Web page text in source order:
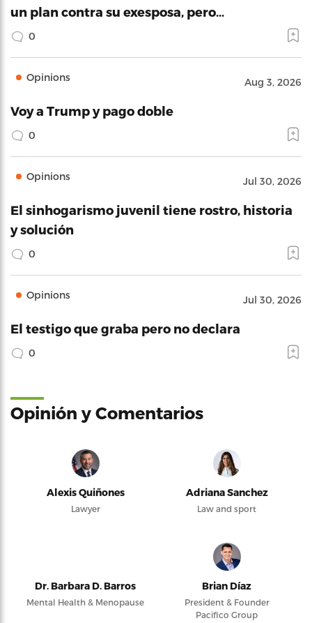
un plan contra su exesposa, pero…
0
Opinions Aug 3, 2026
Voy a Trump y pago doble
0
Opinions Jul 30, 2026
El sinhogarismo juvenil tiene rostro, historia
y solución
0
Opinions Jul 30, 2026
El testigo que graba pero no declara
0
Opinión y Comentarios
Alexis Quiñones
Lawyer
Adriana Sanchez
Law and sport
Dr. Barbara D. Barros
Mental Health & Menopause
Brian Díaz
President & Founder
Pacifico Group